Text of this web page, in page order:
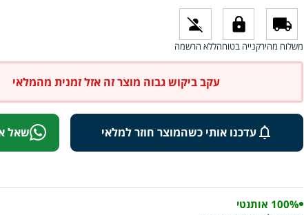
משלוח מהירקנייה בטוחהללא הרשמה
עקב ביקוש גבוה מוצר זה אזל זמנית מהמלאי
עדכנו אותי כשהמוצר חוזר למלאי שאל
100% אותנטי